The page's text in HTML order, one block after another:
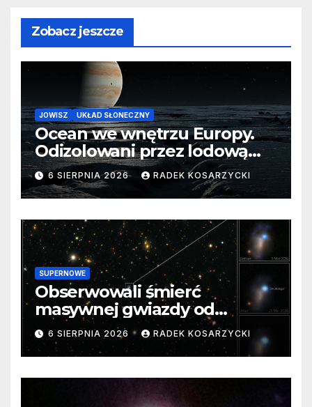
Zobacz jeszcze
JOWISZ UKŁAD SŁONECZNY
Ocean we wnętrzu Europy.
Odizolowani przez lodową
barierę
6 SIERPNIA 2026 RADEK KOSARZYCKI
SUPERNOWE
Obserwowali śmierć
masywnej gwiazdy od
samego początku. Niezwykle
cenne dane
6 SIERPNIA 2026 RADEK KOSARZYCKI